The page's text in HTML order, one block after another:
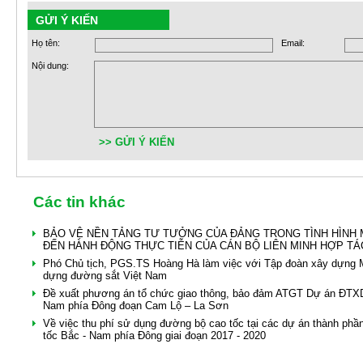
GỬI Ý KIẾN
Họ tên: Email:
Nội dung:
>> GỬI Ý KIẾN
Các tin khác
BẢO VỆ NỀN TẢNG TƯ TƯỞNG CỦA ĐẢNG TRONG TÌNH
ĐẾN HÀNH ĐỘNG THỰC TIỄN CỦA CÁN BỘ LIÊN MINH HỢP
Phó Chủ tịch, PGS.TS Hoàng Hà làm việc với Tập đoàn xây
dựng đường sắt Việt Nam
Đề xuất phương án tổ chức giao thông, bảo đảm ATGT Dự án
Nam phía Đông đoạn Cam Lộ – La Sơn
Về việc thu phí sử dụng đường bộ cao tốc tại các dự án thành
tốc Bắc - Nam phía Đông giai đoạn 2017 - 2020